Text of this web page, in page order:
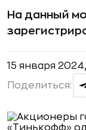
На данный
15 января
Поделиться: